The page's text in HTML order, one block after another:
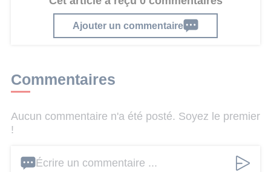
Ajouter un commentaire
Commentaires
Aucun commentaire n'a été posté. Soyez le premier
!
Écrire un commentaire ...